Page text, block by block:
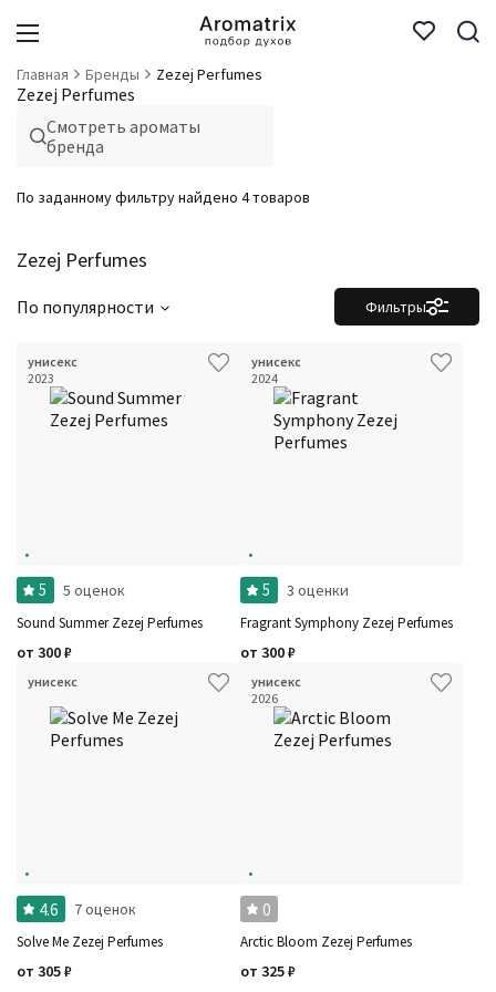
Главная Бренды Zezej Perfumes
Zezej Perfumes
Смотреть ароматы
бренда
Zezej Perfumes
По заданному фильтру найдено 4 товаров
Фильтры
По популярности
Аккорды
Ароматы за последние годы
унисекс
2023
5 5 оценок
Sound Summer Zezej Perfumes
от 300₽
унисекс
2024
5 3 оценки
Fragrant Symphony Zezej Perfumes
от 300₽
унисекс
4.6 7 оценок
Solve Me Zezej Perfumes
от 305₽
унисекс
2026
0
Arctic Bloom Zezej Perfumes
от 325₽